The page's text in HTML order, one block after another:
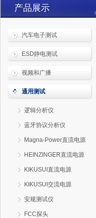
产品展示
汽车电子测试
ESD静电测试
视频和广播
通用测试
逻辑分析仪
蓝牙协议分析仪
Magna-Power直流电源
HEINZINGER直流电源
KIKUSUI直流电源
KIKUSUI交流电源
安规测试仪
FCC探头